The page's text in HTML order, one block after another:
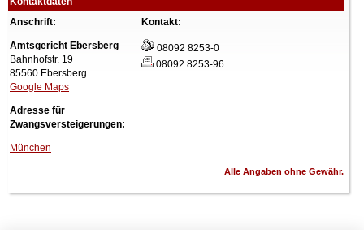
Anschrift:
Amtsgericht Ebersberg
Bahnhofstr. 19
85560 Ebersberg
Google Maps
Adresse für
Zwangsversteigerungen:
München
Kontakt:
08092 8253-0
08092 8253-96
Alle Angaben ohne Gewähr.